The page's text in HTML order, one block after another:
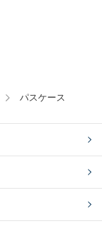
パスケース